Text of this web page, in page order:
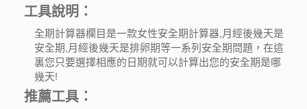
工具說明：
全期計算器欄目是一款女性安全期計算器,月經後幾天是
安全期,月經後幾天是排卵期等一系列安全期問題，在這
裏您只要選擇相應的日期就可以計算出您的安全期是哪
幾天!
推薦工具：